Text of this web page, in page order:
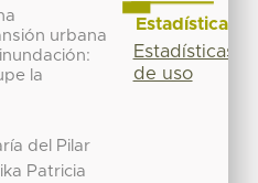
urbana
la
del Pilar
Patricia
Estadísticas
Estadísticas
de uso